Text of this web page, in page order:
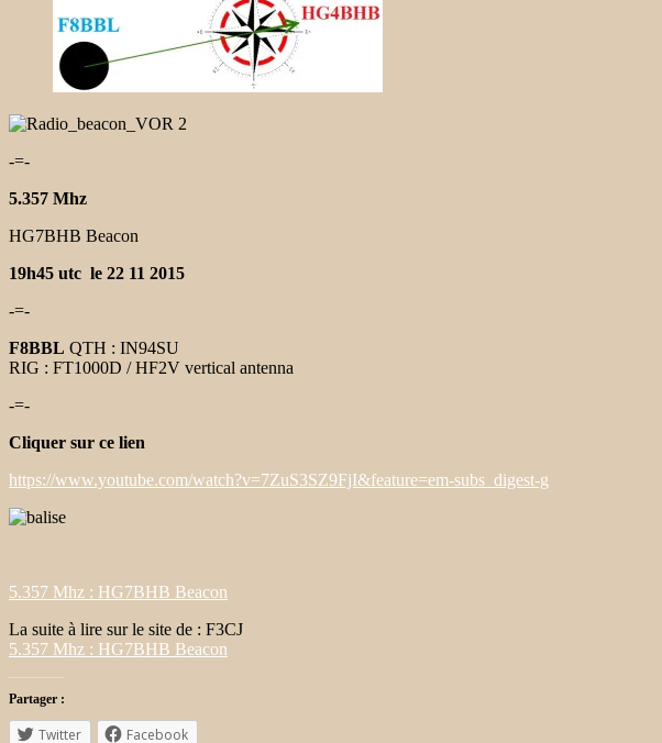
-=-
5.357 Mhz
HG7BHB Beacon
19h45 utc le 22 11 2015
-=-
F8BBL QTH : IN94SU
RIG : FT1000D / HF2V vertical antenna
-=-
Cliquer sur ce lien
https://www.youtube.com/watch?v=7ZuS3SZ9FjI&feature=em-subs_digest-g
5.357 Mhz : HG7BHB Beacon
La suite à lire sur le site de : F3CJ
5.357 Mhz : HG7BHB Beacon
Partager :
Twitter Facebook